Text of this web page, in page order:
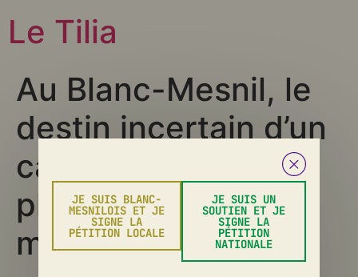
Le Tilia
Au Blanc-Mesnil, le
destin incertain d’un
café associatif en
plein tourbillon des
municipales
JE SUIS BLANC-
MESNILOIS ET JE
SIGNE LA
PÉTITION LOCALE
JE SUIS UN
SOUTIEN ET JE
SIGNE LA
PÉTITION
NATIONALE